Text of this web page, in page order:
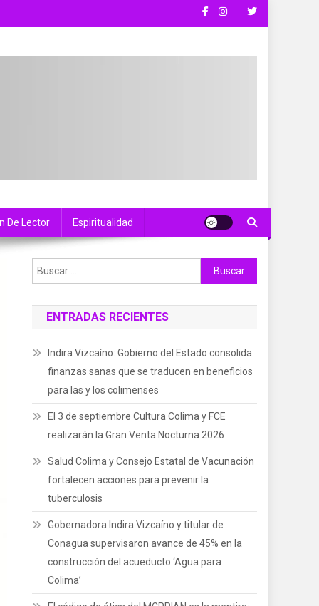
De Lector Espiritualidad
Buscar:
ENTRADAS RECIENTES
Indira Vizcaíno: Gobierno del Estado consolida
finanzas sanas que se traducen en beneficios
para las y los colimenses
El 3 de septiembre Cultura Colima y FCE
realizarán la Gran Venta Nocturna 2026
Salud Colima y Consejo Estatal de Vacunación
fortalecen acciones para prevenir la
tuberculosis
Gobernadora Indira Vizcaíno y titular de
Conagua supervisaron avance de 45% en la
construcción del acueducto ‘Agua para
Colima’